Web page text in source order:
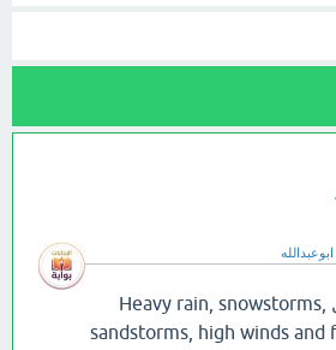
ابوعبدالله
سوف تجد إجابة سؤال Heavy rain, snowstorms,
sandstorms, high winds and